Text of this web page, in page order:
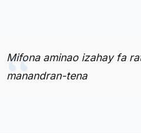
Mifona aminao izahay fa
manandran-tena